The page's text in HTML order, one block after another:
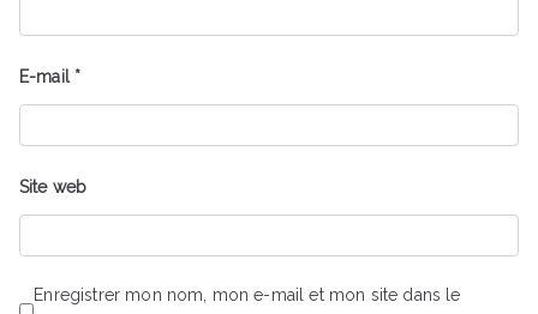
E-mail *
Site web
Enregistrer mon nom, mon e-mail et mon site dans le